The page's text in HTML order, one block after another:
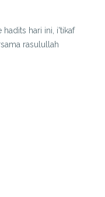
hari ini, i'tikaf
rasulullah